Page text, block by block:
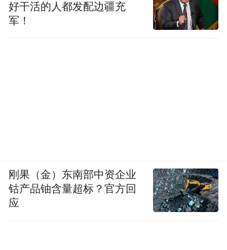
好干活的人都发配边疆充
军！
刚果（金）东南部中资企业
钴产品铀含量超标？官方回
应